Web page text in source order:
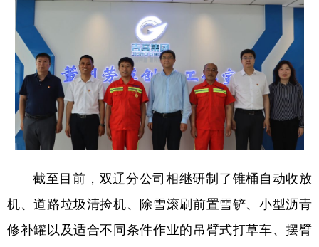
截至目前，双辽分公司相继研制了锥桶自动收放
机、道路垃圾清捡机、除雪滚刷前置雪铲、小型沥青
修补罐以及适合不同条件作业的吊臂式打草车、摆臂